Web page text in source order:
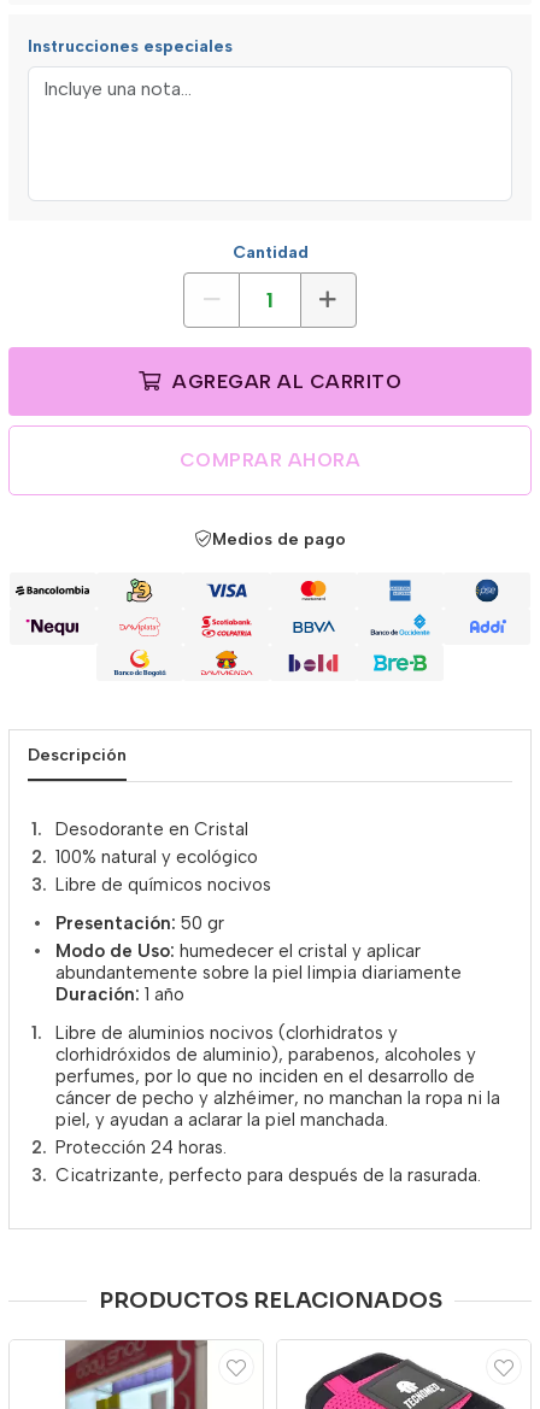
Instrucciones especiales
Cantidad
AGREGAR AL CARRITO
COMPRAR AHORA
Medios de pago
Descripción
Desodorante en Cristal
100% natural y ecológico
Libre de químicos nocivos
Presentación: 50 gr
Modo de Uso: humedecer el cristal y aplicar
abundantemente sobre la piel limpia diariamente
Duración: 1 año
Libre de aluminios nocivos (clorhidratos y
clorhidróxidos de aluminio), parabenos, alcoholes y
perfumes, por lo que no inciden en el desarrollo de
cáncer de pecho y alzhéimer, no manchan la ropa ni la
piel, y ayudan a aclarar la piel manchada.
Protección 24 horas.
Cicatrizante, perfecto para después de la rasurada.
PRODUCTOS RELACIONADOS